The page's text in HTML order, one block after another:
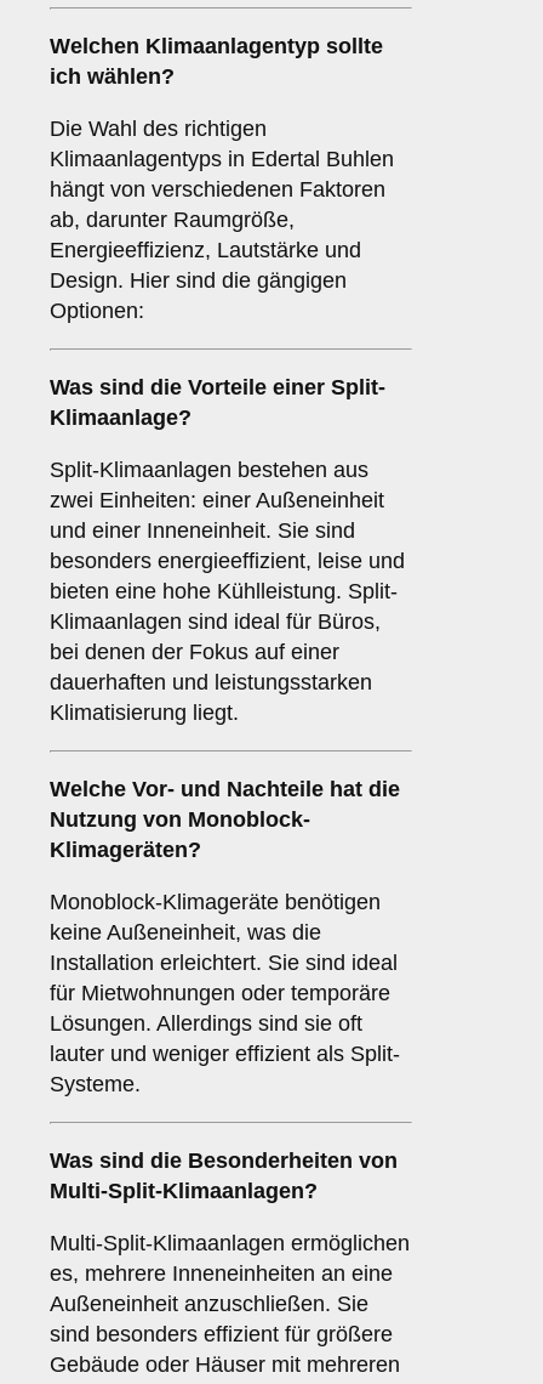
Welchen Klimaanlagentyp sollte
ich wählen?
Die Wahl des richtigen
Klimaanlagentyps in Edertal Buhlen
hängt von verschiedenen Faktoren
ab, darunter Raumgröße,
Energieeffizienz, Lautstärke und
Design. Hier sind die gängigen
Optionen:
Was sind die Vorteile einer Split-
Klimaanlage?
Split-Klimaanlagen bestehen aus
zwei Einheiten: einer Außeneinheit
und einer Inneneinheit. Sie sind
besonders energieeffizient, leise und
bieten eine hohe Kühlleistung. Split-
Klimaanlagen sind ideal für Büros,
bei denen der Fokus auf einer
dauerhaften und leistungsstarken
Klimatisierung liegt.
Welche Vor- und Nachteile hat die
Nutzung von Monoblock-
Klimageräten?
Monoblock-Klimageräte benötigen
keine Außeneinheit, was die
Installation erleichtert. Sie sind ideal
für Mietwohnungen oder temporäre
Lösungen. Allerdings sind sie oft
lauter und weniger effizient als Split-
Systeme.
Was sind die Besonderheiten von
Multi-Split-Klimaanlagen?
Multi-Split-Klimaanlagen ermöglichen
es, mehrere Inneneinheiten an eine
Außeneinheit anzuschließen. Sie
sind besonders effizient für größere
Gebäude oder Häuser mit mehreren